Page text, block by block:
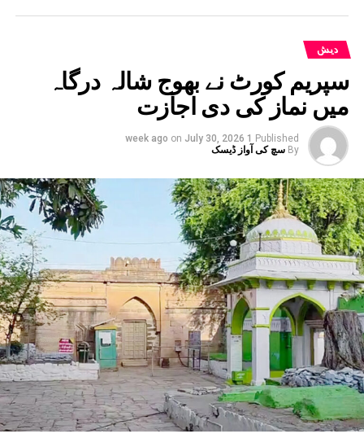
گجرات میں دو دنوں کی بارش نے عام زندگی مفلوج کردی ہے
یہاں بھی ہائی الرٹ جاری کردیا گیا ہے۔ مدھیہ پردیش میں
بھی بارش کا الرٹ جاری کیا گیا ہے۔ وہاں کے 17 اضلع
متاثر ہیں۔ یوپی ، بہار کے کئی اضلاع میں بھی
انتظامیہ الرٹ ہے۔
دیش
سپریم کورٹ نے بھوج شالہ درگاہ
میں نماز کی دی اجازت
Published
1 week ago
on July 30, 2026
By سچ کی آواز ڈیسک